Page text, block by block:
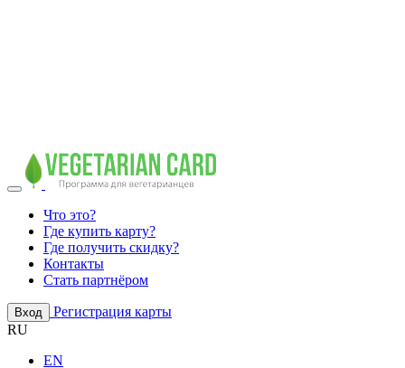
Что это?
Где купить карту?
Где получить скидку?
Контакты
Стать партнёром
Вход
Регистрация карты
RU
EN